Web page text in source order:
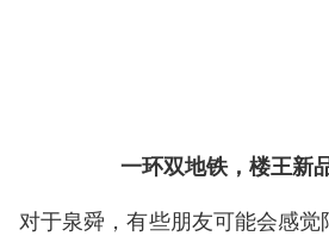
一环双地铁，楼王新
对于泉舜，有些朋友可能会感